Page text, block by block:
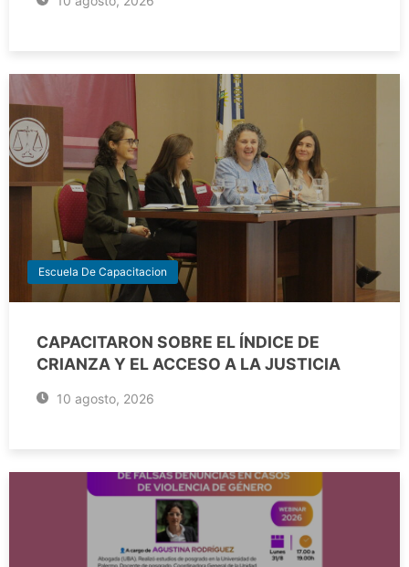
Escuela De Capacitacion
CAPACITARON SOBRE EL ÍNDICE DE
CRIANZA Y EL ACCESO A LA JUSTICIA
10 agosto, 2026